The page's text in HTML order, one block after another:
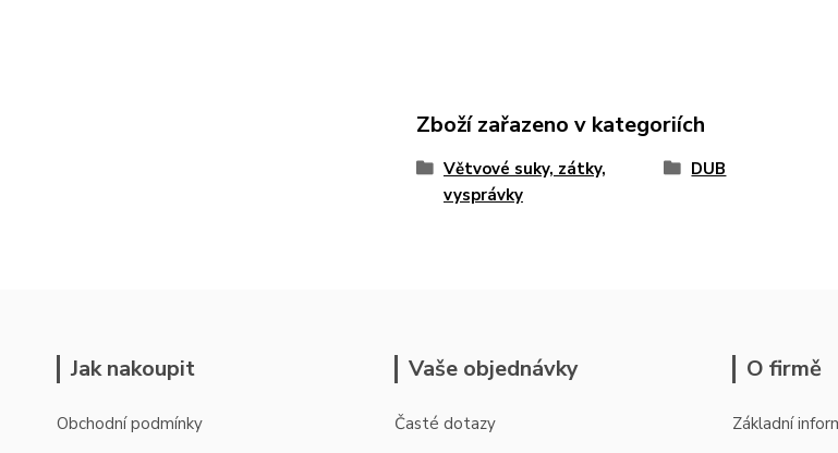
Zboží zařazeno v kategoriích
Větvové suky, zátky,
vysprávky
DUB
Jak nakoupit
Obchodní podmínky
Vaše objednávky
Časté dotazy
O firmě
Základní